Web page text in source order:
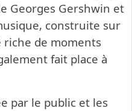
Georges Gershwin et
construite sur
riche de moments
fait place à
par le public et les